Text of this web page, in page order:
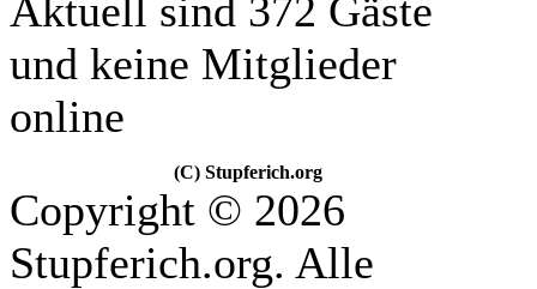
Aktuell sind 372 Gäste
und keine Mitglieder
online
(C) Stupferich.org
Copyright © 2026
Stupferich.org. Alle